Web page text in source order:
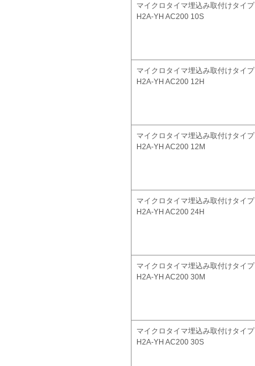
マイクロタイマ埋込み取付けタイプ
H2A-YH AC200 10S
マイクロタイマ埋込み取付けタイプ
H2A-YH AC200 12H
マイクロタイマ埋込み取付けタイプ
H2A-YH AC200 12M
マイクロタイマ埋込み取付けタイプ
H2A-YH AC200 24H
マイクロタイマ埋込み取付けタイプ
H2A-YH AC200 30M
マイクロタイマ埋込み取付けタイプ
H2A-YH AC200 30S